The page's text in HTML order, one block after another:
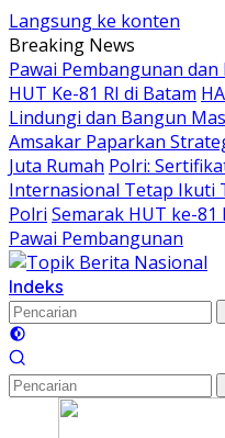
Langsung ke konten
Breaking News
Pawai Pembangunan
HUT Ke-81 RI di Batam
Lindungi dan Bangun
Amsakar Paparkan
Juta Rumah Polri:
Internasional Tetap Ikuti
Polri Semarak HUT ke-
Pawai Pembangunan
Indeks